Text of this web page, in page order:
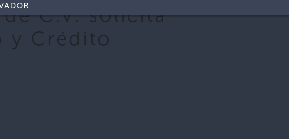
C.V. solicita
y Crédito